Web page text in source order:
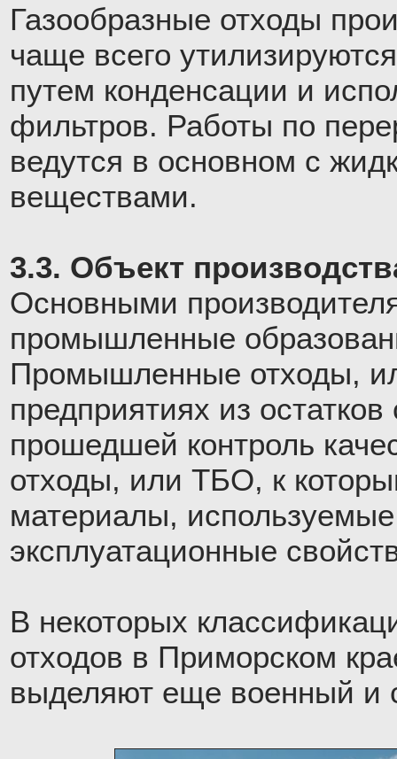
Газообразные отходы
чаще всего
путем конденсации и
фильтров. Работы по
ведутся в основном с
веществами.
3.3. Объект
Основными
промышленные
Промышленные отходы,
предприятиях из
прошедшей контроль
отходы, или ТБО, к
материалы,
эксплуатационные
В некоторых
отходов в Приморском
выделяют еще военный и